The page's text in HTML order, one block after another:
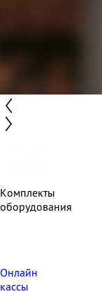
Комплекты
оборудования
Онлайн
кассы